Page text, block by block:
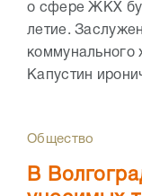
о сфере ЖКХ
летие.
коммунального
Капустин
Общество
В